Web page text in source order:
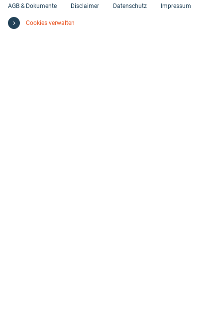
AGB & Dokumente Disclaimer Datenschutz Impressum
Cookies verwalten